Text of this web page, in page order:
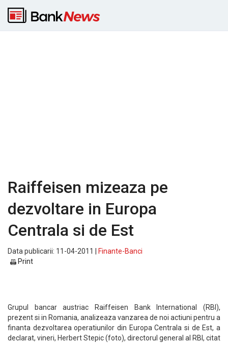
Raiffeisen mizeaza pe
dezvoltare in Europa
Centrala si de Est
Data publicarii: 11-04-2011 |
Finante-Banci
Print
Grupul bancar austriac Raiffeisen Bank International (RBI),
prezent si in Romania, analizeaza vanzarea de noi actiuni pentru a
finanta dezvoltarea operatiunilor din Europa Centrala si de Est, a
declarat, vineri, Herbert Stepic (foto), directorul general al RBI, citat